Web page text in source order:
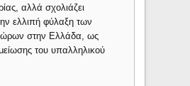
αλλά σχολιάζει
ελλιπή φύλαξη των
στην Ελλάδα, ως
του υπαλληλικού